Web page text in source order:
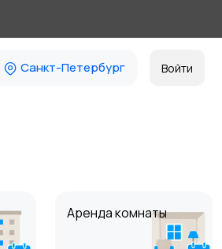
Санкт-Петербург Войти
Аренда комнаты